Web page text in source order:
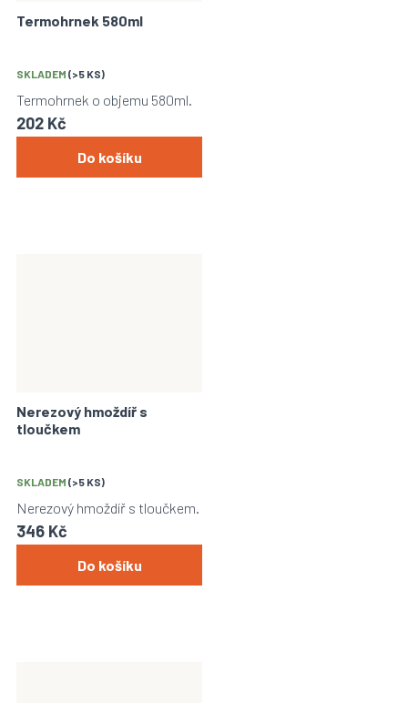
Termohrnek 580ml
SKLADEM (>5 KS)
202 Kč
Do košíku
Termohrnek o objemu 580ml.
Nerezový hmoždíř s
tloučkem
SKLADEM (>5 KS)
346 Kč
Do košíku
Nerezový hmoždíř s tloučkem.